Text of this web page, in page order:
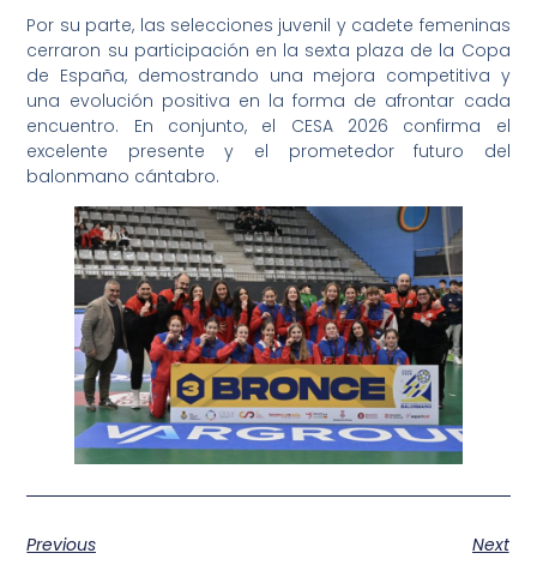
Por su parte, las selecciones juvenil y cadete femeninas
cerraron su participación en la sexta plaza de la Copa
de España, demostrando una mejora competitiva y
una evolución positiva en la forma de afrontar cada
encuentro. En conjunto, el CESA 2026 confirma el
excelente presente y el prometedor futuro del
balonmano cántabro.
Previous
Next